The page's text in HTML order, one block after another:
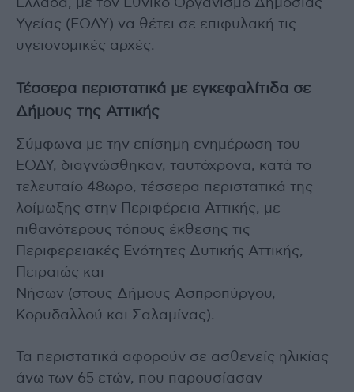
Ελλάδα, με τον Εθνικό Οργανισμό Δημόσιας
Υγείας (ΕΟΔΥ) να θέτει σε επιφυλακή τις
υγειονομικές αρχές.
Τέσσερα περιστατικά με εγκεφαλίτιδα σε
Δήμους της Αττικής
Σύμφωνα με την επίσημη ενημέρωση του
ΕΟΔΥ, διαγνώσθηκαν, ταυτόχρονα, κατά το
τελευταίο 48ωρο, τέσσερα περιστατικά της
λοίμωξης στην Περιφέρεια Αττικής, με
πιθανότερους τόπους έκθεσης τις
Περιφερειακές Ενότητες Δυτικής Αττικής,
Πειραιώς και
Νήσων (στους Δήμους Ασπροπύργου,
Κορυδαλλού και Σαλαμίνας).
Τα περιστατικά αφορούν σε ασθενείς ηλικίας
άνω των 65 ετών, που παρουσίασαν